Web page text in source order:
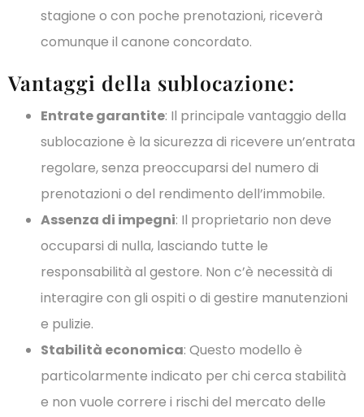
stagione o con poche prenotazioni, riceverà
comunque il canone concordato.
Vantaggi della sublocazione:
Entrate garantite: Il principale vantaggio della
sublocazione è la sicurezza di ricevere un’entrata
regolare, senza preoccuparsi del numero di
prenotazioni o del rendimento dell’immobile.
Assenza di impegni: Il proprietario non deve
occuparsi di nulla, lasciando tutte le
responsabilità al gestore. Non c’è necessità di
interagire con gli ospiti o di gestire manutenzioni
e pulizie.
Stabilità economica: Questo modello è
particolarmente indicato per chi cerca stabilità
e non vuole correre i rischi del mercato delle